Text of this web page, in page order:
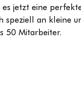
jetzt eine
speziell an kleine
50 Mitarbeiter.